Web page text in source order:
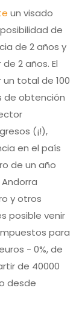
un visado
de
de 2 años y
2 años. El
total de 100
de obtención
(¡!),
en el país
de un año
y otros
posible venir
para
- 0%, de
de 40000
desde